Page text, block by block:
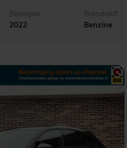
Bouwjaar
2022
Brandstof
Benzine